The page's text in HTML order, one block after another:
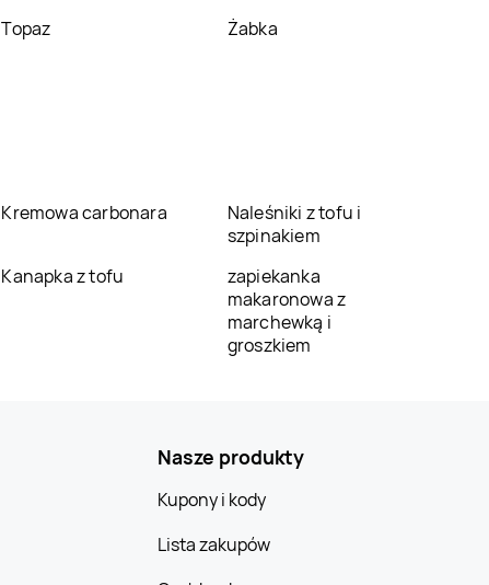
Topaz Żabka
Kremowa carbonara
Naleśniki z tofu i
szpinakiem
Kanapka z tofu
zapiekanka
makaronowa z
marchewką i
groszkiem
Nasze produkty
Kupony i kody
Lista zakupów